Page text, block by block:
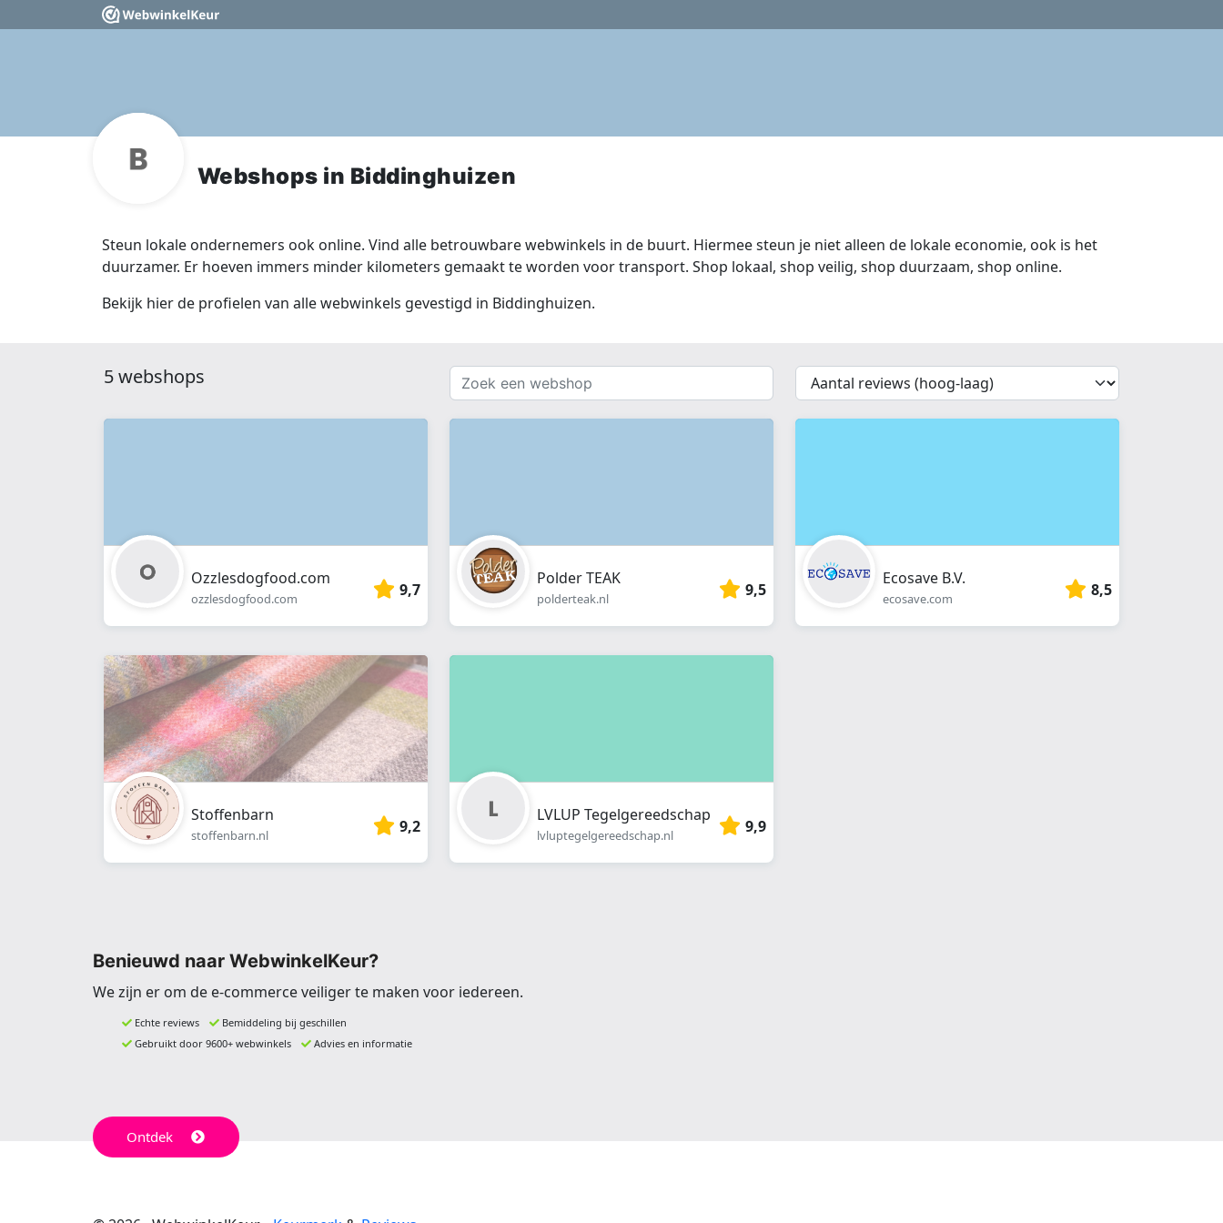
Webshops in Biddinghuizen
Steun lokale ondernemers ook online. Vind alle betrouwbare webwinkels in de buurt. Hiermee steun je niet alleen de lokale economie, ook is het
duurzamer. Er hoeven immers minder kilometers gemaakt te worden voor transport. Shop lokaal, shop veilig, shop duurzaam, shop online.
Bekijk hier de profielen van alle webwinkels gevestigd in Biddinghuizen.
5 webshops
Zoek
een
webshop
{{
__('Sort')
}}
Ozzlesdogfood.com
ozzlesdogfood.com 9,7
Polder TEAK
polderteak.nl 9,5
Ecosave B.V.
ecosave.com 8,5
Stoffenbarn
stoffenbarn.nl 9,2
LVLUP Tegelgereedschap
lvluptegelgereedschap.nl 9,9
Benieuwd naar WebwinkelKeur?
We zijn er om de e-commerce veiliger te maken voor iedereen.
Echte reviews
Bemiddeling bij geschillen
Gebruikt door 9600+ webwinkels
Advies en informatie
Ontdek